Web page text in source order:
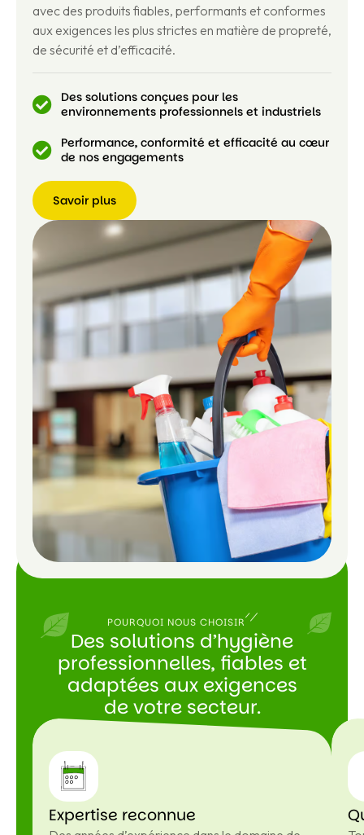
avec des produits fiables, performants et conformes
aux exigences les plus strictes en matière de propreté,
de sécurité et d’efficacité.
Des solutions conçues pour les
environnements professionnels et industriels
Performance, conformité et efficacité au cœur
de nos engagements
Savoir plus
Savoir
plus
POURQUOI NOUS CHOISIR
Des solutions d’hygiène
professionnelles, fiables et
adaptées aux exigences
de votre secteur.
Expertise reconnue